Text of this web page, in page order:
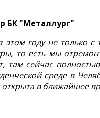
БК "Металлург"
этом году не только
то есть мы
там сейчас
среде в
открыта в ближайшее